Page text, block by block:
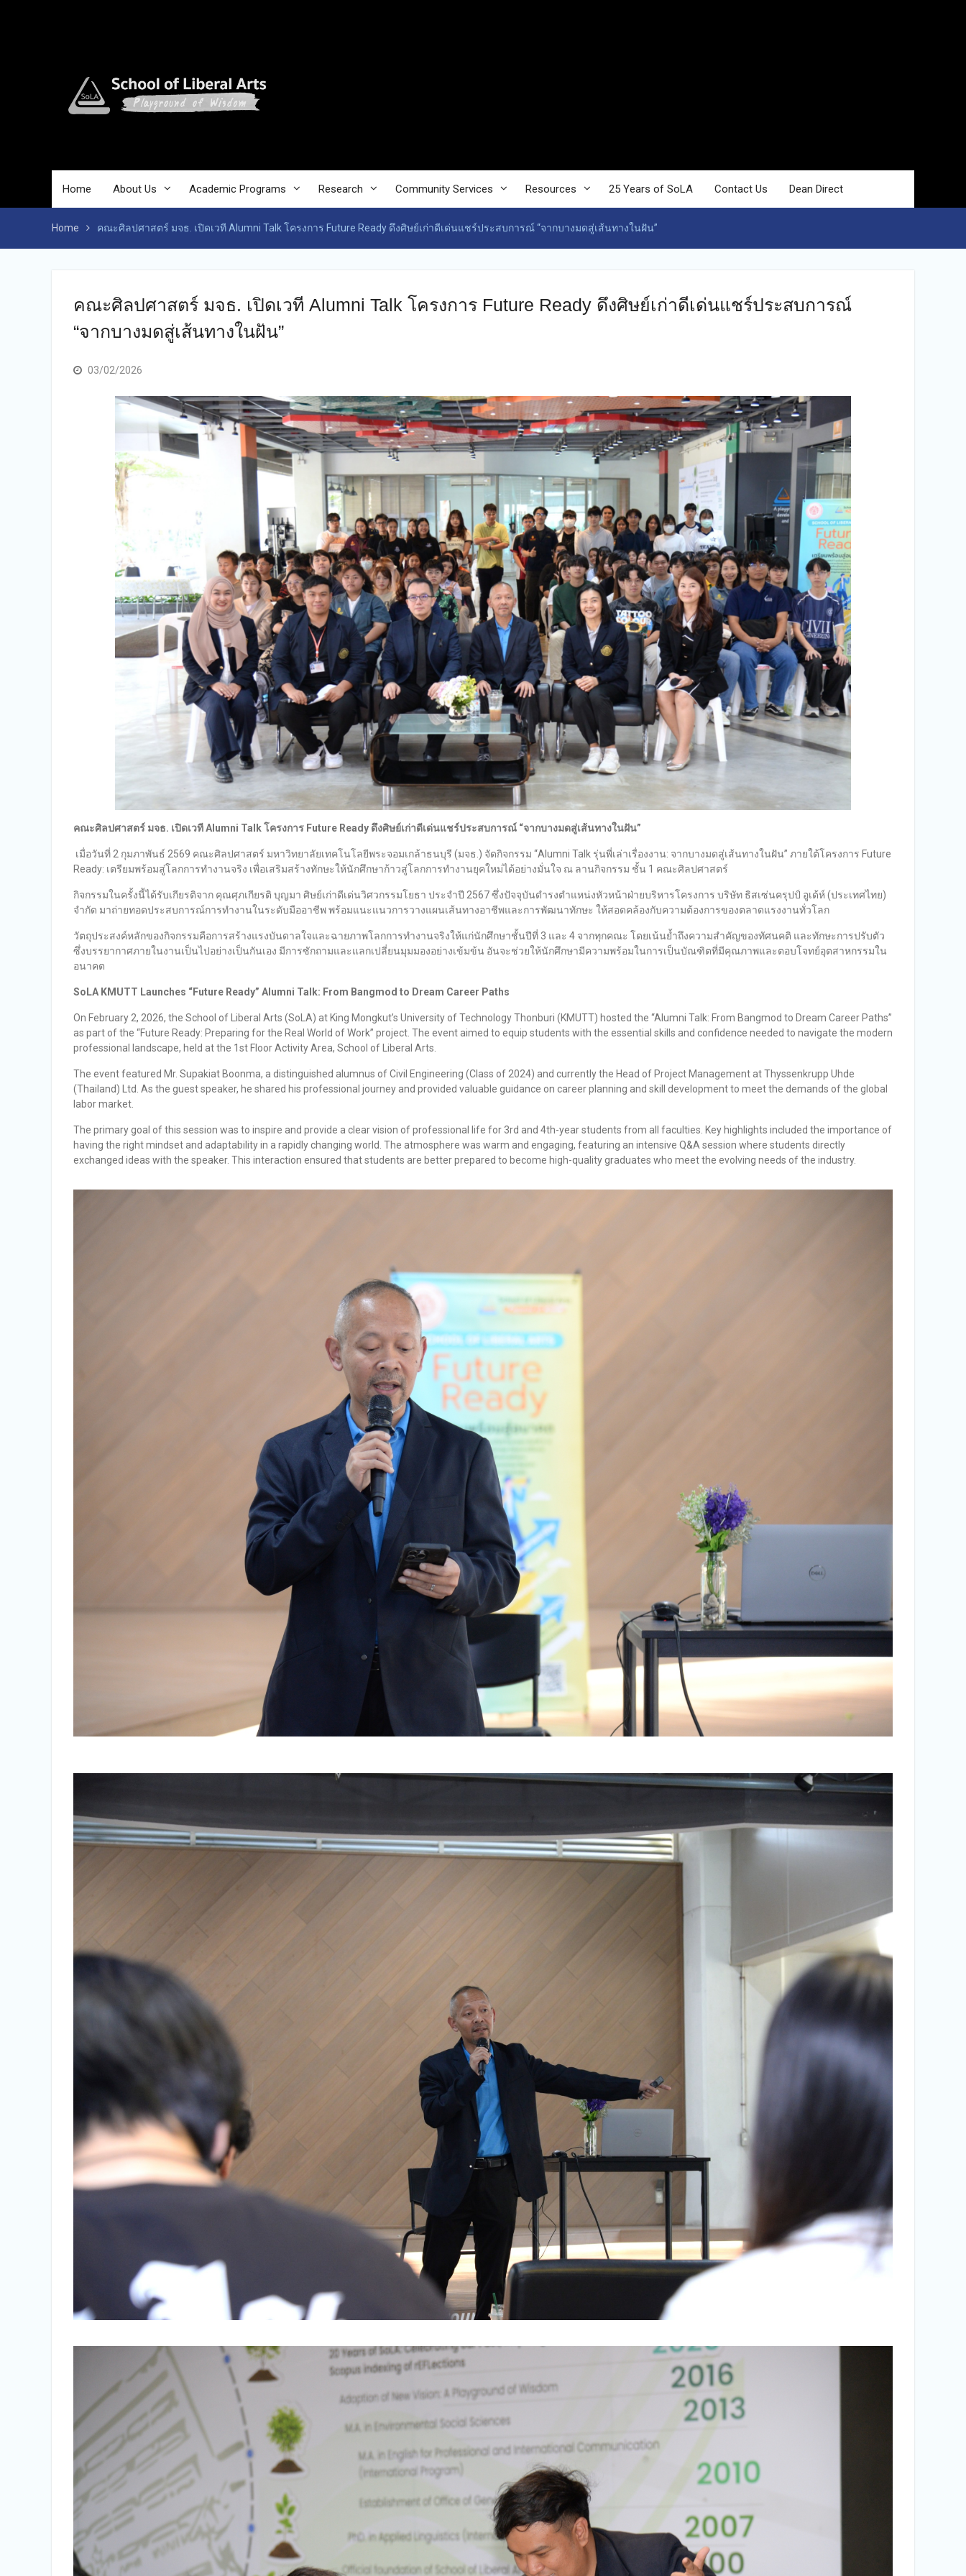
Home About Us Academic Programs Research Community Services Resources 25 Years of SoLA Contact Us Dean Direct
Home คณะศิลปศาสตร์ มจธ. เปิดเวที Alumni Talk โครงการ Future Ready ดึงศิษย์เก่าดีเด่นแชร์ประสบการณ์ “จากบางมดสู่เส้นทางในฝัน”
คณะศิลปศาสตร์ มจธ. เปิดเวที Alumni Talk โครงการ Future Ready ดึงศิษย์เก่าดีเด่นแชร์ประสบการณ์
“จากบางมดสู่เส้นทางในฝัน”
03/02/2026
คณะศิลปศาสตร์ มจธ. เปิดเวทีAlumni Talkโครงการ Future Ready ดึงศิษย์เก่าดีเด่นแชร์ประสบการณ์ “จากบางมดสู่เส้นทางในฝัน”
เมื่อวันที่ 2 กุมภาพันธ์ 2569 คณะศิลปศาสตร์ มหาวิทยาลัยเทคโนโลยีพระจอมเกล้าธนบุรี (มจธ.) จัดกิจกรรม “Alumni Talk รุ่นพี่เล่าเรื่องงาน: จากบางมดสู่เส้นทางในฝัน” ภายใต้โครงการ Future
Ready: เตรียมพร้อมสู่โลกการทำงานจริง เพื่อเสริมสร้างทักษะให้นักศึกษาก้าวสู่โลกการทำงานยุคใหม่ได้อย่างมั่นใจ ณ ลานกิจกรรม ชั้น 1 คณะศิลปศาสตร์
กิจกรรมในครั้งนี้ได้รับเกียรติจาก คุณศุภเกียรติ บุญมา ศิษย์เก่าดีเด่นวิศวกรรมโยธา ประจำปี 2567 ซึ่งปัจจุบันดำรงตำแหน่งหัวหน้าฝ่ายบริหารโครงการ บริษัท ธิสเซ่นครุปป์ อูเด้ห์ (ประเทศไทย)
จำกัด มาถ่ายทอดประสบการณ์การทำงานในระดับมืออาชีพ พร้อมแนะแนวการวางแผนเส้นทางอาชีพและการพัฒนาทักษะ ให้สอดคล้องกับความต้องการของตลาดแรงงานทั่วโลก
วัตถุประสงค์หลักของกิจกรรมคือการสร้างแรงบันดาลใจและฉายภาพโลกการทำงานจริงให้แก่นักศึกษาชั้นปีที่ 3 และ 4 จากทุกคณะ โดยเน้นย้ำถึงความสำคัญของทัศนคติ และทักษะการปรับตัว
ซึ่งบรรยากาศภายในงานเป็นไปอย่างเป็นกันเอง มีการซักถามและแลกเปลี่ยนมุมมองอย่างเข้มข้น อันจะช่วยให้นักศึกษามีความพร้อมในการเป็นบัณฑิตที่มีคุณภาพและตอบโจทย์อุตสาหกรรมใน
อนาคต
SoLA KMUTT Launches “Future Ready” Alumni Talk: From Bangmod to Dream Career Paths
On February 2, 2026, the School of Liberal Arts (SoLA) at King Mongkut’s University of Technology Thonburi (KMUTT) hosted the “Alumni Talk: From Bangmod to Dream Career Paths”
as part of the “Future Ready: Preparing for the Real World of Work” project. The event aimed to equip students with the essential skills and confidence needed to navigate the modern
professional landscape, held at the 1st Floor Activity Area, School of Liberal Arts.
The event featured Mr. Supakiat Boonma, a distinguished alumnus of Civil Engineering (Class of 2024) and currently the Head of Project Management at Thyssenkrupp Uhde
(Thailand) Ltd. As the guest speaker, he shared his professional journey and provided valuable guidance on career planning and skill development to meet the demands of the global
labor market.
The primary goal of this session was to inspire and provide a clear vision of professional life for 3rd and 4th-year students from all faculties. Key highlights included the importance of
having the right mindset and adaptability in a rapidly changing world. The atmosphere was warm and engaging, featuring an intensive Q&A session where students directly
exchanged ideas with the speaker. This interaction ensured that students are better prepared to become high-quality graduates who meet the evolving needs of the industry.